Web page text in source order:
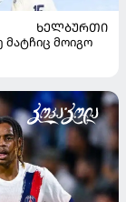
ᲮᲔᲚᲑᲣᲠᲗᲘ
მატჩიც მოიგო